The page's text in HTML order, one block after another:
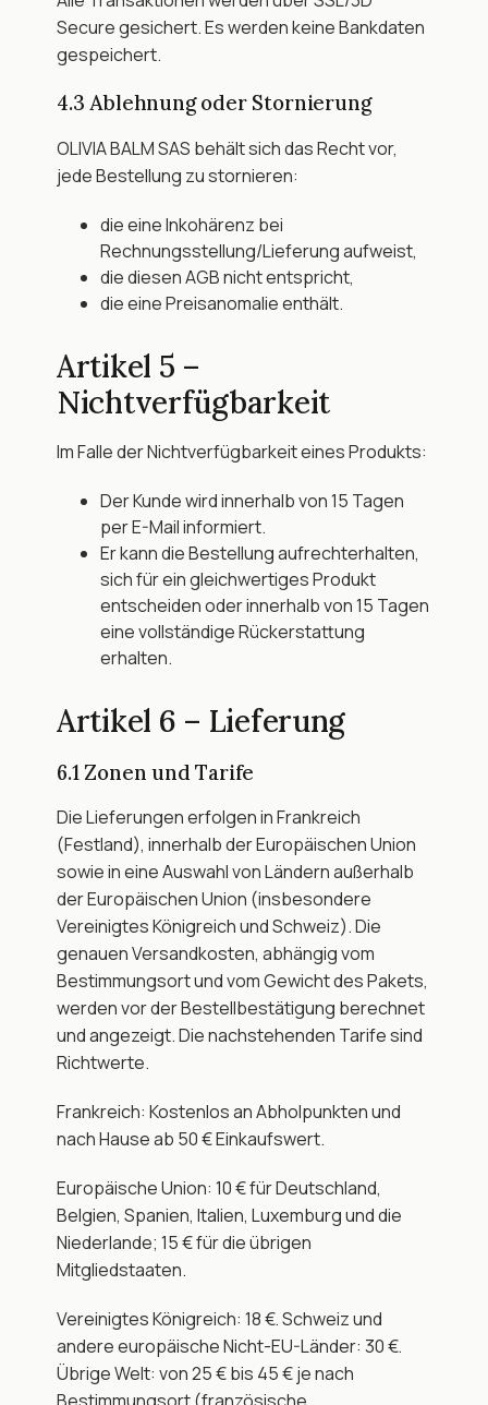
Secure gesichert. Es werden keine Bankdaten
gespeichert.
4.3 Ablehnung oder Stornierung
OLIVIA BALM SAS behält sich das Recht vor,
jede Bestellung zu stornieren:
die eine Inkohärenz bei
Rechnungsstellung/Lieferung aufweist,
die diesen AGB nicht entspricht,
die eine Preisanomalie enthält.
Artikel 5 –
Nichtverfügbarkeit
Im Falle der Nichtverfügbarkeit eines Produkts:
Der Kunde wird innerhalb von 15 Tagen
per E-Mail informiert.
Er kann die Bestellung aufrechterhalten,
sich für ein gleichwertiges Produkt
entscheiden oder innerhalb von 15 Tagen
eine vollständige Rückerstattung
erhalten.
Artikel 6 – Lieferung
6.1 Zonen und Tarife
Die Lieferungen erfolgen in Frankreich
(Festland), innerhalb der Europäischen Union
sowie in eine Auswahl von Ländern außerhalb
der Europäischen Union (insbesondere
Vereinigtes Königreich und Schweiz). Die
genauen Versandkosten, abhängig vom
Bestimmungsort und vom Gewicht des Pakets,
werden vor der Bestellbestätigung berechnet
und angezeigt. Die nachstehenden Tarife sind
Richtwerte.
Frankreich: Kostenlos an Abholpunkten und
nach Hause ab 50 € Einkaufswert.
Europäische Union: 10 € für Deutschland,
Belgien, Spanien, Italien, Luxemburg und die
Niederlande; 15 € für die übrigen
Mitgliedstaaten.
Vereinigtes Königreich: 18 €. Schweiz und
andere europäische Nicht-EU-Länder: 30 €.
Übrige Welt: von 25 € bis 45 € je nach